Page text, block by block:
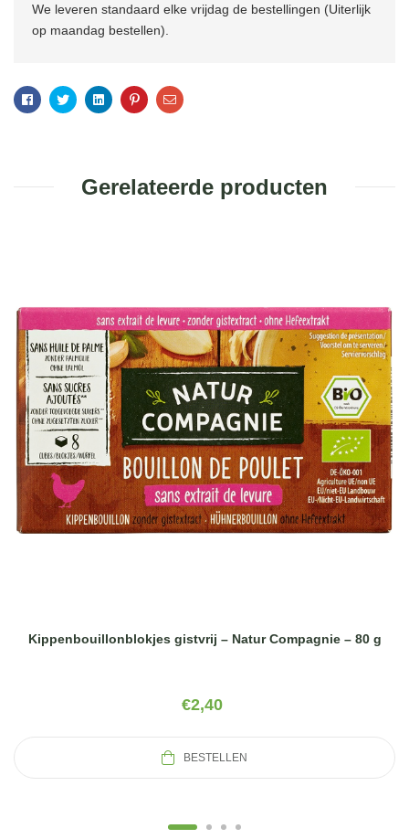
We leveren standaard elke vrijdag de bestellingen (Uiterlijk
op maandag bestellen).
Facebook
TwitterLinkedinPinterestEmail
Gerelateerde producten
Kippenbouillonblokjes gistvrij – Natur Compagnie – 80 g
€2,40
BESTELLEN